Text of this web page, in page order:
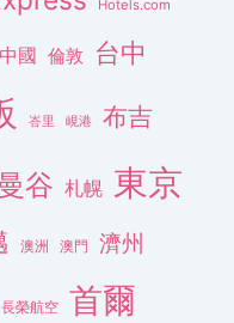
Hotels.com
中國 倫敦 台中
峇里 峴港 布吉
曼谷 札幌 東京
澳洲 澳門 濟州
長榮航空 首爾